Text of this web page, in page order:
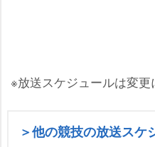
※放送スケジュールは変更
＞他の競技の放送スケ